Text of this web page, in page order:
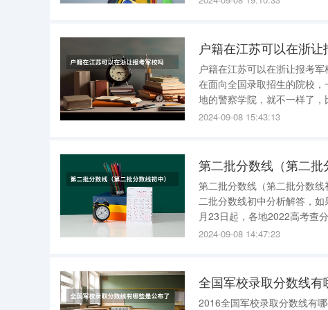
户籍在江苏可以在浙
户籍在江苏可以在浙让报考军校吗 全国招生的学校可以。 这个不一定，眼看具体报
在面向全国录取招生的院校
地的警察学院，就不一样了
市都有名额，所以异地高考就没有资格。 我想知道什么军校委培生?有
2024-09-08 15:43:13
第二批分数线（第二
第二批分数线（第二批分数线初中） 今天小编辑给各位分享第二批分数线的知识
二批分数线初中分析解答，如果能解决
月23日起，各地2022高考查
布高考分数线，中国教育在线梳理如下
2024-09-08 14:47:23
全国军校录取分数线有
2016全国军校录取分数线有哪些